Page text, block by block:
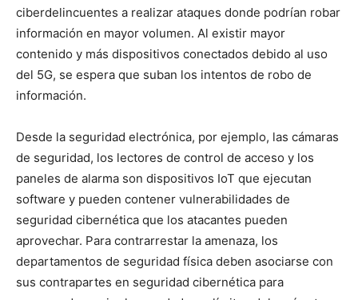
ciberdelincuentes a realizar ataques donde podrían robar
información en mayor volumen. Al existir mayor
contenido y más dispositivos conectados debido al uso
del 5G, se espera que suban los intentos de robo de
información.
Desde la seguridad electrónica, por ejemplo, las cámaras
de seguridad, los lectores de control de acceso y los
paneles de alarma son dispositivos IoT que ejecutan
software y pueden contener vulnerabilidades de
seguridad cibernética que los atacantes pueden
aprovechar. Para contrarrestar la amenaza, los
departamentos de seguridad física deben asociarse con
sus contrapartes en seguridad cibernética para